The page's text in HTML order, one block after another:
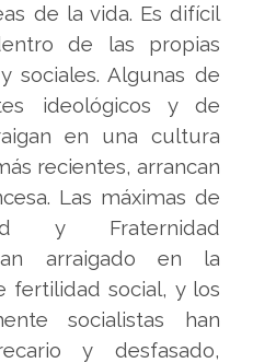
de la vida. Es difícil
de las propias
sociales. Algunas de
ideológicos y de
en una cultura
recientes, arrancan
Las máximas de
y Fraternidad
arraigado en la
fertilidad social, y los
socialistas han
y desfasado,